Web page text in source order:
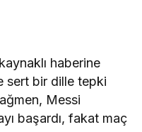
haberine
sert bir dille tepki
Messi
başardı, fakat maç